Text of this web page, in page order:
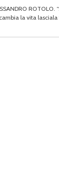
ROTOLO.
la vita lasciala